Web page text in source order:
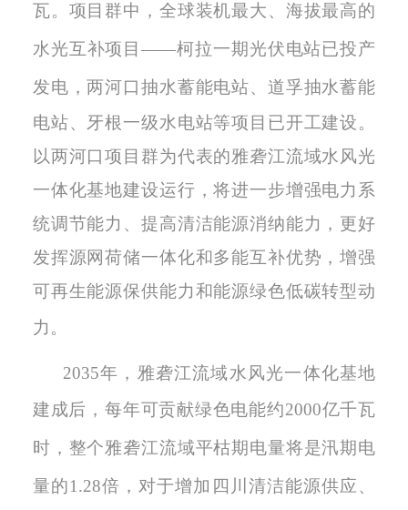
瓦。项目群中， 全球装机最大、海拔最高的
水光互补项目——柯拉一期光伏电站已投产
发电，两河口抽水蓄能电站、道孚抽水蓄能
电站、牙根一级水电站等项目已开工建设。
以两河口项目群为代表的雅砻江流域水风光
一体化基地建设运行，将进一步增强电力系
统调节能力、提高清洁能源消纳能力，更好
发挥源网荷储一体化和多能互补优势，增强
可再生能源保供能力和能源绿色低碳转型动
力。
2035年，雅砻江流域水风光一体化基地
建成后， 每年可贡献绿色电能约2000亿千瓦
时，整个雅砻江流域平枯期电量将是汛期电
量的1.28倍， 对于增加四川清洁能源供应、